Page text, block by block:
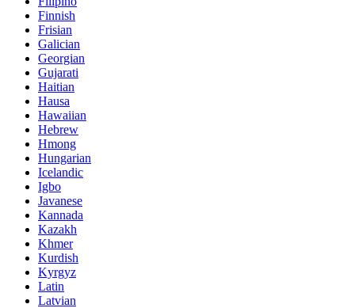
Finnish
Frisian
Galician
Georgian
Gujarati
Haitian
Hausa
Hawaiian
Hebrew
Hmong
Hungarian
Icelandic
Igbo
Javanese
Kannada
Kazakh
Khmer
Kurdish
Kyrgyz
Latin
Latvian